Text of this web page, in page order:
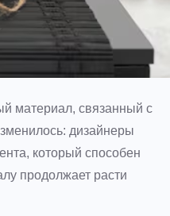
материал, связанный с
дизайнеры
который способен
продолжает расти